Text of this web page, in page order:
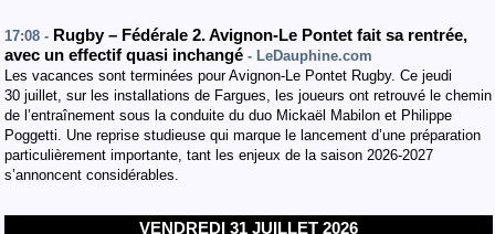
17:08 - Rugby – Fédérale 2. Avignon-Le Pontet fait sa rentrée,
avec un effectif quasi inchangé - LeDauphine.com
Les vacances sont terminées pour Avignon-Le Pontet Rugby. Ce jeudi
30 juillet, sur les installations de Fargues, les joueurs ont retrouvé le chemin
de l’entraînement sous la conduite du duo Mickaël Mabilon et Philippe
Poggetti. Une reprise studieuse qui marque le lancement d’une préparation
particulièrement importante, tant les enjeux de la saison 2026-2027
s’annoncent considérables.
VENDREDI 31 JUILLET 2026